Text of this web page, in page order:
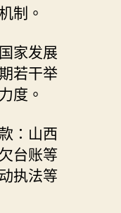
制。
国家发展
若干举
度。
：山西
台账等
执法等